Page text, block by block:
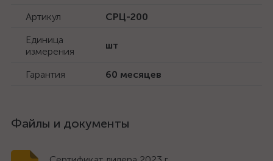
Артикул
СРЦ-200
Единица
измерения
шт
Гарантия 60 месяцев
Файлы и документы